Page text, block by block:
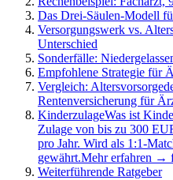
Das Drei-Säulen-Modell
Versorgungswerk vs.
Unterschied
Sonderfälle:
Empfohlene Strategie für
Vergleich:
Rentenversicherung für
KinderzulageWas ist
Zulage von bis zu 300
pro Jahr. Wird als 1:1-
gewährt.Mehr erfahren →
Weiterführende Ratgeber